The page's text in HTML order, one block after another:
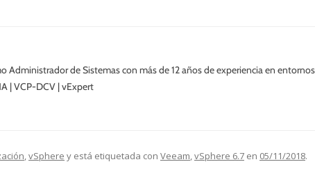
Administrador de Sistemas con más de 12 años de experiencia en
| VCP-DCV | vExpert
,vSphere y está etiquetada con Veeam,vSphere 6.7 en 05/11/2018.